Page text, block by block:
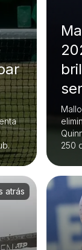
250
atrás